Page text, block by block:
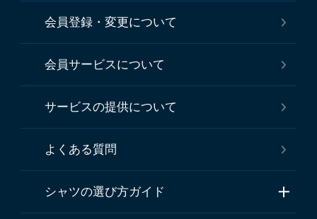
会員登録・変更について
会員サービスについて
サービスの提供について
よくある質問
シャツの選び方ガイド